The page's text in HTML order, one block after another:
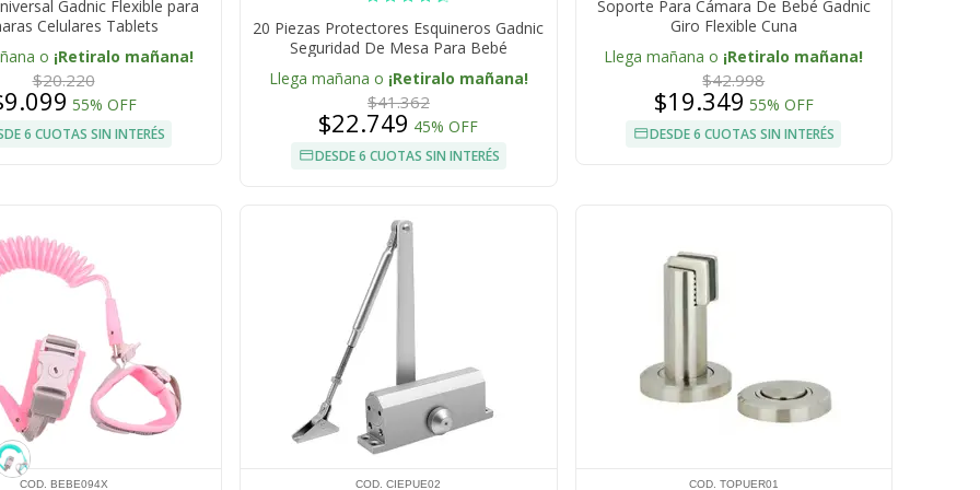
Gadnic Flexible para
Celulares Tablets
o ¡Retiralo mañana!
$20.220
55% OFF
6 CUOTAS SIN INTERÉS
20 Piezas Protectores Esquineros Gadnic
Seguridad De Mesa Para Bebé
Llega mañana o ¡Retiralo mañana!
$41.362
$22.749 45% OFF
DESDE 6 CUOTAS SIN INTERÉS
Soporte Para Cámara De Bebé Gadnic
Giro Flexible Cuna
Llega mañana o ¡Retiralo mañana!
$42.998
$19.349 55% OFF
DESDE 6 CUOTAS SIN INTERÉS
COD. BEBE094X COD. CIEPUE02 COD. TOPUER01